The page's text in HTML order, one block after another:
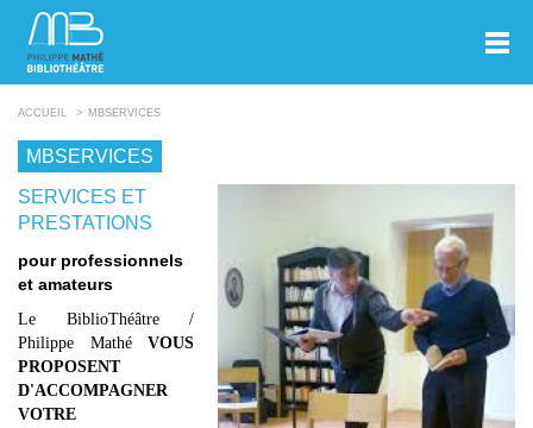
ACCUEIL MBSERVICES
MBSERVICES
SERVICES ET
PRESTATIONS
pour professionnels
et amateurs
Le BiblioThéâtre /
Philippe Mathé VOUS
PROPOSENT
D'ACCOMPAGNER
VOTRE